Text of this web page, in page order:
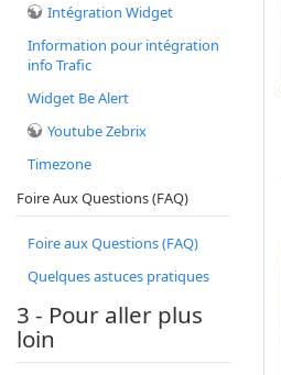
Intégration Widget
Information pour intégration
info Trafic
Widget Be Alert
Youtube Zebrix
Timezone
Foire Aux Questions (FAQ)
Foire aux Questions (FAQ)
Quelques astuces pratiques
3 - Pour aller plus
loin